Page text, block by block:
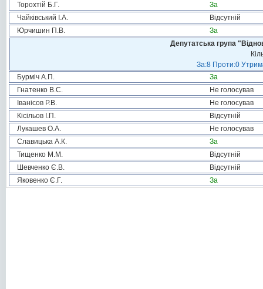
Торохтій Б.Г.
За
Чайківський І.А.
Відсутній
Юрчишин П.В.
За
Депутатська група
За:8 Проти:0
Бурміч А.П.
За
Гнатенко В.С.
Не голосував
Іванісов Р.В.
Не голосував
Кісільов І.П.
Відсутній
Лукашев О.А.
Не голосував
Славицька А.К.
За
Тищенко М.М.
Відсутній
Шевченко Є.В.
Відсутній
Яковенко Є.Г.
За